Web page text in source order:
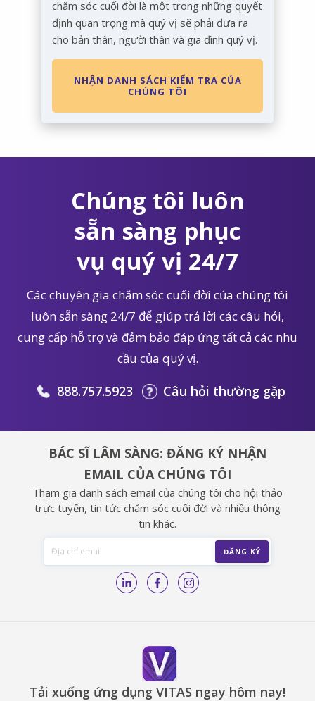
chăm sóc cuối đời là một trong những quyết
định quan trọng mà quý vị sẽ phải đưa ra
cho bản thân, người thân và gia đình quý vị.
NHẬN DANH SÁCH KIỂM TRA CỦA
CHÚNG TÔI
Chúng tôi luôn
sẵn sàng phục
vụ quý vị 24/7
Các chuyên gia chăm sóc cuối đời của chúng tôi
luôn sẵn sàng 24/7 để giúp trả lời các câu hỏi,
cung cấp hỗ trợ và đảm bảo đáp ứng tất cả các nhu
cầu của quý vị.
888.757.5923 Câu hỏi thường gặp
BÁC SĨ LÂM SÀNG: ĐĂNG KÝ NHẬN
EMAIL CỦA CHÚNG TÔI
Tham gia danh sách email của chúng tôi cho hội thảo
trực tuyến, tin tức chăm sóc cuối đời và nhiều thông
tin khác.
Tải xuống ứng dụng VITAS ngay hôm nay!